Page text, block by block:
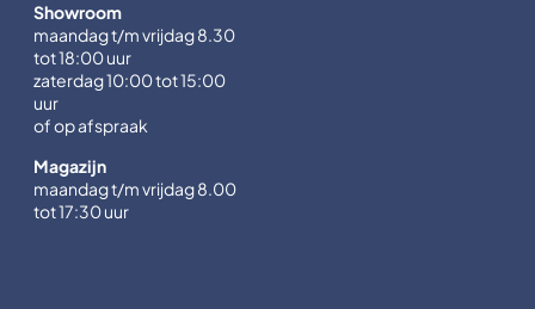
Showroom
maandag t/m vrijdag 8.30
tot 18:00 uur
zaterdag 10:00 tot 15:00
uur
of op afspraak
Magazijn
maandag t/m vrijdag 8.00
tot 17:30 uur